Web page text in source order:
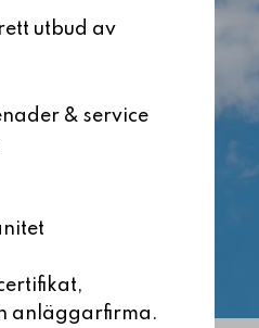
utbud av
& service
anläggarfirma.